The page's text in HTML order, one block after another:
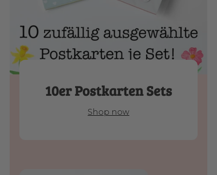
10er Postkarten Sets
Shop now